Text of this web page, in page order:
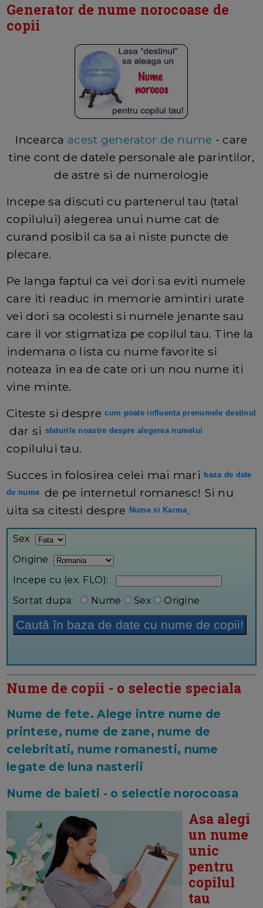
Generator de nume norocoase de
copii
Incearca acest generator de nume - care
tine cont de datele personale ale parintilor,
de astre si de numerologie
Incepe sa discuti cu partenerul tau (tatal
copilului) alegerea unui nume cat de
curand posibil ca sa ai niste puncte de
plecare.
Pe langa faptul ca vei dori sa eviti numele
care iti readuc in memorie amintiri urate
vei dori sa ocolesti si numele jenante sau
care il vor stigmatiza pe copilul tau. Tine la
indemana o lista cu nume favorite si
noteaza in ea de cate ori un nou nume iti
vine minte.
Citeste si desprecum poate influenta prenumele destinul
dar si sfaturile noastre despre alegerea numelui
copilului tau.
Succes in folosirea celei mai mari baza de date
de nume de pe internetul romanesc! Si nu
uita sa citesti despre Nume si Karma.
Sex
Origine
Incepe cu (ex. FLO):
Sortat dupa:
Nume Sex Origine
Nume de copii - o selectie speciala
Nume de fete. Alege intre nume de
printese, nume de zane, nume de
celebritati, nume romanesti, nume
legate de luna nasterii
Nume de baieti - o selectie norocoasa
Asa alegi
un nume
unic
pentru
copilul
tau